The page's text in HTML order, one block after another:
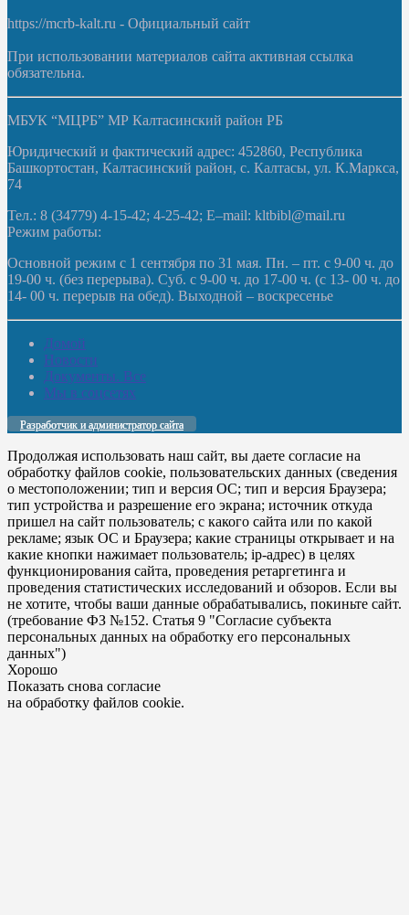
https://mcrb-kalt.ru - Официальный сайт
При использовании материалов сайта активная ссылка
обязательна.
МБУК “МЦРБ” МР Калтасинский район РБ
Юридический и фактический адрес: 452860, Республика
Башкортостан, Калтасинский район, с. Калтасы, ул. К.Маркса,
74
Тел.: 8 (34779) 4-15-42; 4-25-42; E–mail: kltbibl@mail.ru
Режим работы:
Основной режим с 1 сентября по 31 мая. Пн. – пт. с 9-00 ч. до
19-00 ч. (без перерыва). Суб. с 9-00 ч. до 17-00 ч. (с 13- 00 ч. до
14- 00 ч. перерыв на обед). Выходной – воскресенье
Домой
Новости
Документы. Все
Мы в соцсетях
Разработчик и администратор сайта
Продолжая использовать наш сайт, вы даете согласие на
обработку файлов cookie, пользовательских данных (сведения
о местоположении; тип и версия ОС; тип и версия Браузера;
тип устройства и разрешение его экрана; источник откуда
пришел на сайт пользователь; с какого сайта или по какой
рекламе; язык ОС и Браузера; какие страницы открывает и на
какие кнопки нажимает пользователь; ip-адрес) в целях
функционирования сайта, проведения ретаргетинга и
проведения статистических исследований и обзоров. Если вы
не хотите, чтобы ваши данные обрабатывались, покиньте сайт.
(требование ФЗ №152. Статья 9 "Согласие субъекта
персональных данных на обработку его персональных
данных")
Хорошо
Показать снова согласие
на обработку файлов cookie.